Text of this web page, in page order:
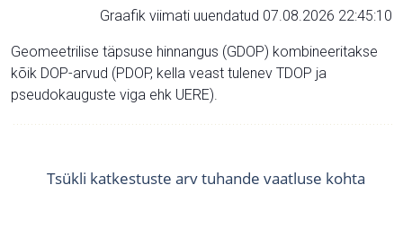
Graafik viimati uuendatud 07.08.2026 22:45:10
Geomeetrilise täpsuse hinnangus (GDOP) kombineeritakse
kõik DOP-arvud (PDOP, kella veast tulenev TDOP ja
pseudokauguste viga ehk UERE).
Tsükli katkestuste arv tuhande vaatluse kohta